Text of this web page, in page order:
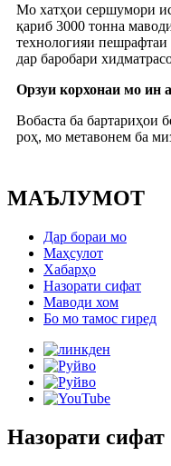
Мо хатҳои сершумори
қариб 3000 тонна
технологияи
дар баробари
Орзуи корхонаи мо ин
Вобаста ба бартариҳои
роҳ, мо метавонем ба
МАЪЛУМОТ
Дар бораи мо
Маҳсулот
Хабарҳо
Назорати сифат
Маводи хом
Бо мо тамос гиред
Назорати сифат